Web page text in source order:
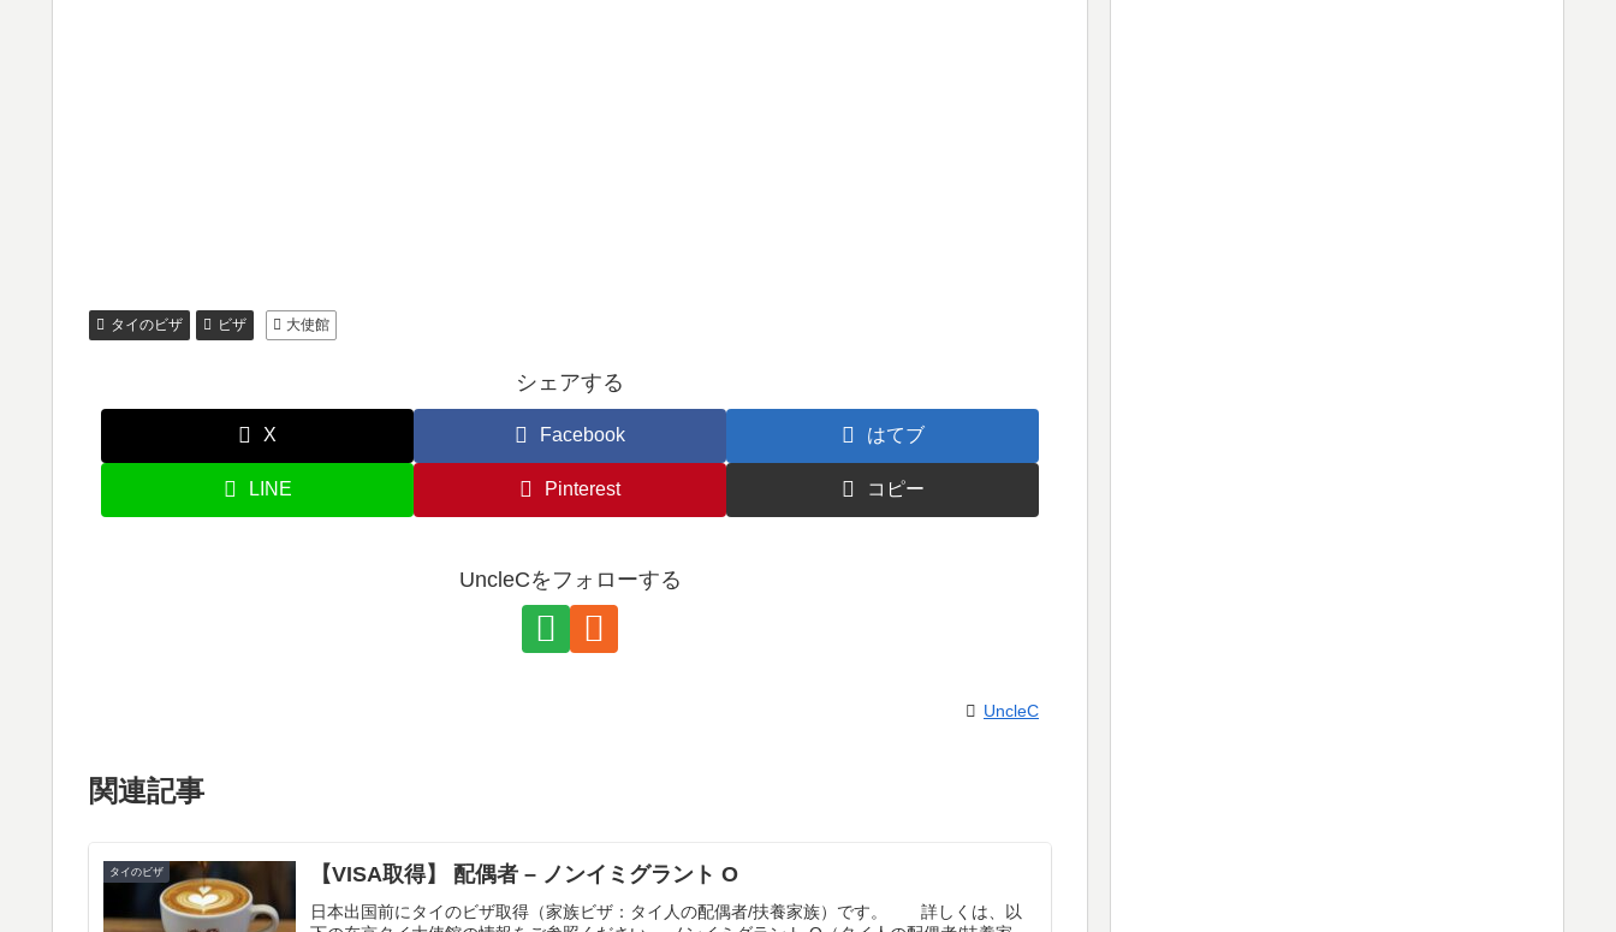
タイのビザ ビザ 大使館
シェアする
X Facebook はてブ
LINE Pinterest コピー
UncleCをフォローする
UncleC
関連記事
タイのビザ 【VISA取得】 配偶者 – ノンイミグラント O
日本出国前にタイのビザ取得（家族ビザ：タイ人の配偶者/扶養家族）です。 詳しくは、以